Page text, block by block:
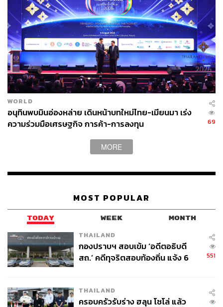
ABOUT THE AUTHOR
THE STANDARD TEAM
กองบรรณาธิการ THE STANDARD
WORLD
อนุทินพบมินอ่องหล่าย เดินหน้าบทใหม่ไทย-เมียนมา เร่ง
ความร่วมมือเศรษฐกิจ การค้า-การลงทุน
69
MORE
MOST POPULAR
TODAY WEEK MONTH
THAILAND
กองปราบฯ สอบเข้ม ‘อดีตอธิบดี
สถ.’ คดีทุจริตสอบท้องถิ่น แจ้ง 6
551
THAILAND
ครอบครัวรับร่าง ฮลุน โซโล่ แล้ว